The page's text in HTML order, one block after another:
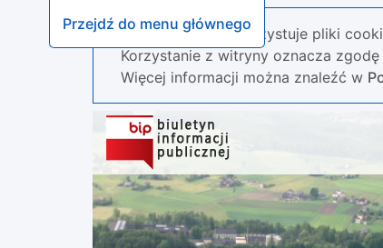
Przejdź do menu głównego
Nasza strona wykorzystuje pliki
Korzystanie z witryny oznacza
Więcej informacji można znaleźć w